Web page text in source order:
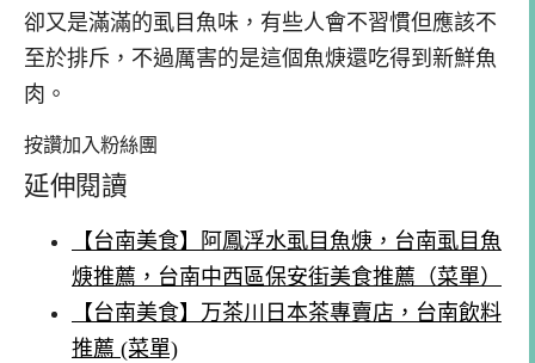
卻又是滿滿的虱目魚味，有些人會不習慣但應該不
至於排斥，不過厲害的是這個魚焿還吃得到新鮮魚
肉。
按讚加入粉絲團
延伸閱讀
【台南美食】阿鳳浮水虱目魚焿，台南虱目魚
焿推薦，台南中西區保安街美食推薦（菜單）
【台南美食】万茶川日本茶專賣店，台南飲料
推薦 (菜單)